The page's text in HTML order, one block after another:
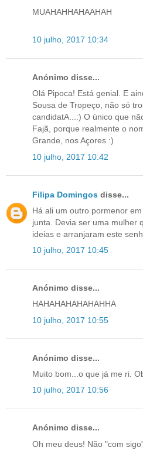
MUAHAHHAHAAHAH
10 julho, 2017 10:34
Anónimo disse...
Olá Pipoca! Está genial. E
Sousa de Tropeço, não só
candidatA...:) O único que
Fajã, porque realmente o
Grande, nos Açores :)
10 julho, 2017 10:42
Filipa Domingos disse...
Há ali um outro pormenor
junta. Devia ser uma mulher
ideias e arranjaram este
10 julho, 2017 10:45
Anónimo disse...
HAHAHAHAHAHAHHA
10 julho, 2017 10:55
Anónimo disse...
Muito bom...o que já me ri.
10 julho, 2017 10:56
Anónimo disse...
Oh meu deus! Não "com